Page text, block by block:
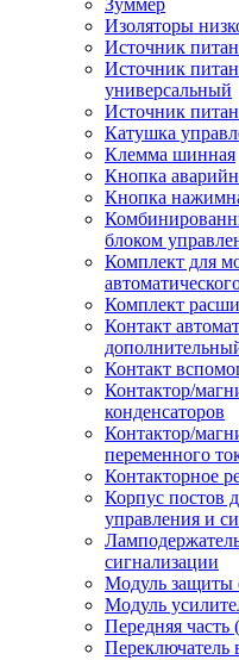
Зуммер
Изоляторы
Источник
Источник
универсальный
Источник
Катушка
Клемма шинная
Кнопка
Кнопка
блоком
Комплект для
Комплект
Контакт
Контакт
Контактор/
конденсаторов
Контактор/
переменного
Контакторное
Корпус постов
управления и
сигнализации
Модуль защиты
Модуль
Передняя
Переключатель